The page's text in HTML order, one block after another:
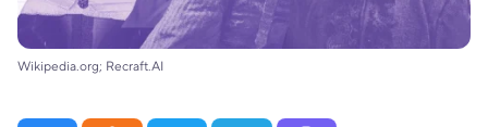
Wikipedia.org; Recraft.AI